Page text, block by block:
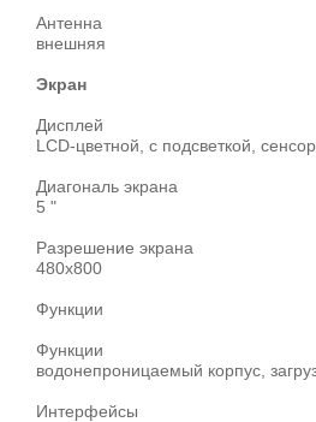
Антенна
внешняя
Экран
Дисплей
LCD-цветной, с подсветкой,
Диагональ экрана
5 "
Разрешение экрана
480x800
Функции
Функции
водонепроницаемый корпус,
Интерфейсы